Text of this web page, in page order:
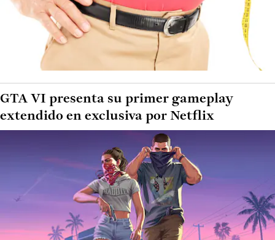
GTA VI presenta su primer gameplay
extendido en exclusiva por Netflix